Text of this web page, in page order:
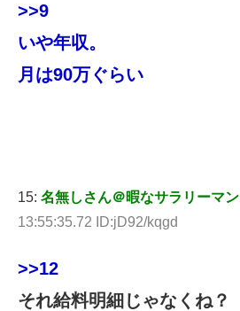
>>9
いや年収。
月は90万ぐらい
15: 名無しさん＠暇なサラリーマン
13:55:35.72 ID:jD92/kqgd
>>12
それ給料明細じゃなくね？